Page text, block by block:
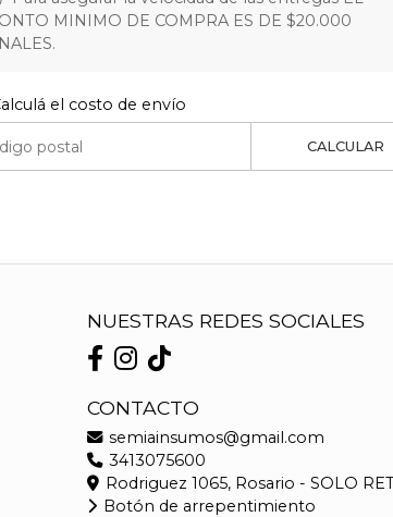
MINIMO DE COMPRA ES DE $20.000
el costo de envío
CALCULAR
NUESTRAS REDES SOCIALES
CONTACTO
semiainsumos@gmail.com
3413075600
Rodriguez 1065, Rosario - SOLO
Botón de arrepentimiento